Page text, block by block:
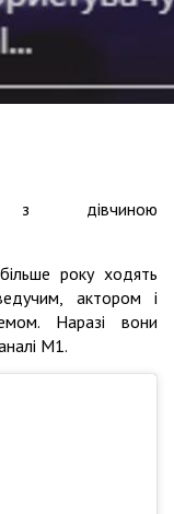
з дівчиною
року ходять
актором і
Наразі вони
М1.